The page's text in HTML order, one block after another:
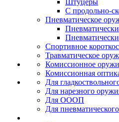
Штуцеры
С продольно-
Пневматическое
Спортивное
Травматическое
Комиссионное
Комиссионная
Для
Для нарезного
Для ОООП
Для